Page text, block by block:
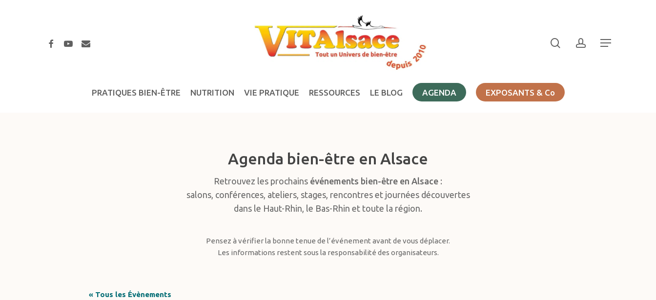
facebookyoutube
email Menu
PRATIQUES BIEN-ÊTRE NUTRITION VIE PRATIQUE RESSOURCES LE BLOG AGENDA EXPOSANTS & Co
Agenda bien-être en Alsace
Retrouvez les prochains événements bien-être en Alsace :
salons, conférences, ateliers, stages, rencontres et journées découvertes
dans le Haut-Rhin, le Bas-Rhin et toute la région.
Pensez à vérifier la bonne tenue de l’événement avant de vous déplacer.
Les informations restent sous la responsabilité des organisateurs.
« Tous les Évènements